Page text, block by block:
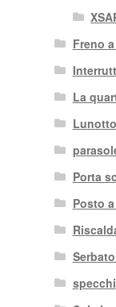
Freno
La
Porta
Posto
specchi